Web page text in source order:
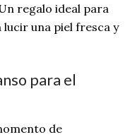
regalo ideal para
lucir una piel fresca y
para el
de